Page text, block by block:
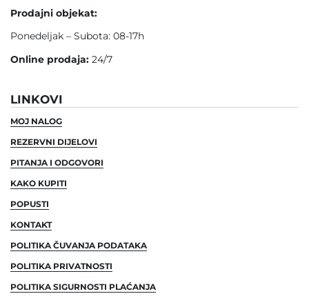
Prodajni objekat:
Ponedeljak – Subota: 08-17h
Online prodaja: 24/7
LINKOVI
MOJ NALOG
REZERVNI DIJELOVI
PITANJA I ODGOVORI
KAKO KUPITI
POPUSTI
KONTAKT
POLITIKA ČUVANJA PODATAKA
POLITIKA PRIVATNOSTI
POLITIKA SIGURNOSTI PLAĆANJA